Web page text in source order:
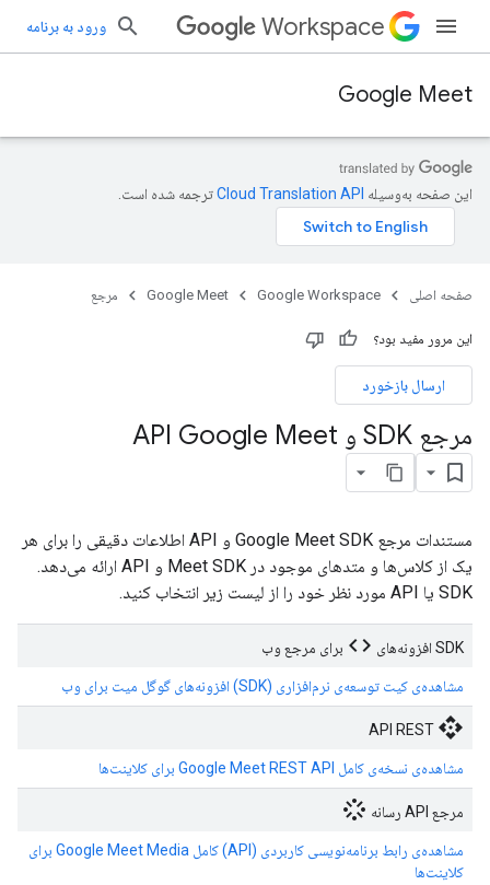
Workspace ورود به برنامه
Google Meet
این صفحه به‌وسیله ترجمه شده است.
صفحه اصلی Google Workspace
Google Meet مرجع
این مرور مفید بود؟
ارسال بازخورد
مرجع SDK و API Google Meet
مستندات مرجع Google Meet SDK و API اطلاعات دقیقی را برای هر
یک از کلاس‌ها و متدهای موجود در Meet SDK و API ارائه می‌دهد.
SDK یا API مورد نظر خود را از لیست زیر انتخاب کنید.
SDK افزونه‌های code برای مرجع وب
مشاهده‌ی کیت توسعه‌ی نرم‌افزاری (SDK) افزونه‌های گوگل میت برای وب
api
مشاهده‌ی نسخه‌ی کامل Google Meet REST API برای کلاینت‌ها
مرجع API رسانه stream
مشاهده‌ی رابط برنامه‌نویسی کاربردی (API) کامل Google Meet Media برای
کلاینت‌ها